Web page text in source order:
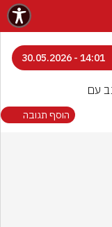
14:01 - 30.05.2026
עם
הוסף תגובה